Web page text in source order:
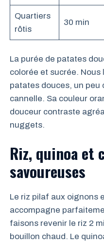
Quartiers
rôtis
30 min
La purée de patates
colorée et sucrée.
patates douces, un peu
cannelle. Sa couleur
douceur contraste
nuggets.
Riz, quinoa et
savoureuses
Le riz pilaf aux oignons
accompagne
faisons revenir le riz 2
bouillon chaud. Le